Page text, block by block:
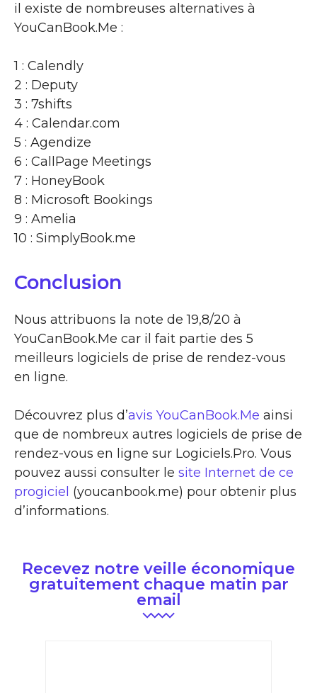
il existe de nombreuses alternatives à
YouCanBook.Me :
1 : Calendly
2 : Deputy
3 : 7shifts
4 : Calendar.com
5 : Agendize
6 : CallPage Meetings
7 : HoneyBook
8 : Microsoft Bookings
9 : Amelia
10 : SimplyBook.me
Conclusion
Nous attribuons la note de 19,8/20 à
YouCanBook.Me car il fait partie des 5
meilleurs logiciels de prise de rendez-vous
en ligne.
Découvrez plus d’avis YouCanBook.Me ainsi
que de nombreux autres logiciels de prise de
rendez-vous en ligne sur Logiciels.Pro. Vous
pouvez aussi consulter le site Internet de ce
progiciel (youcanbook.me) pour obtenir plus
d’informations.
Recevez notre veille économique
gratuitement chaque matin par
email